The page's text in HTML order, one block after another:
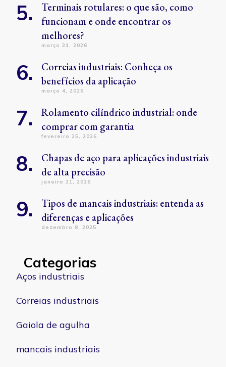
Terminais rotulares: o que são, como
funcionam e onde encontrar os
melhores?
março 31, 2026
Correias industriais: Conheça os
benefícios da aplicação
março 4, 2026
Rolamento cilíndrico industrial: onde
comprar com garantia
fevereiro 25, 2026
Chapas de aço para aplicações industriais
de alta precisão
janeiro 21, 2026
Tipos de mancais industriais: entenda as
diferenças e aplicações
dezembro 8, 2025
Categorias
Aços industriais
Correias industriais
Gaiola de agulha
mancais industriais